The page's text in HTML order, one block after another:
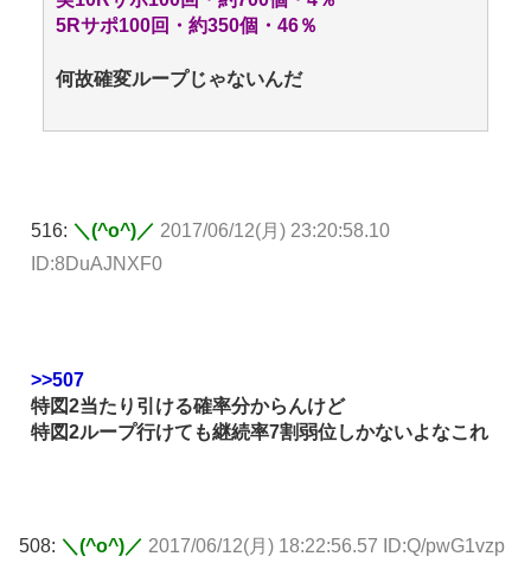
5Rサポ100回・約350個・46％
何故確変ループじゃないんだ
516: ＼(^o^)／ 2017/06/12(月) 23:20:58.10
ID:8DuAJNXF0
>>507
特図2当たり引ける確率分からんけど
特図2ループ行けても継続率7割弱位しかないよなこれ
508: ＼(^o^)／ 2017/06/12(月) 18:22:56.57 ID:Q/pwG1vzp